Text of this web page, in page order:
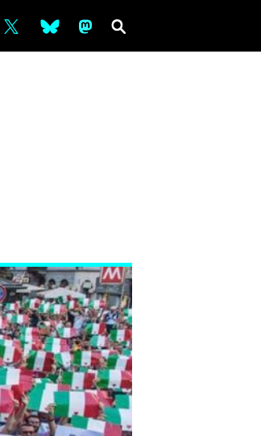
bsky ms